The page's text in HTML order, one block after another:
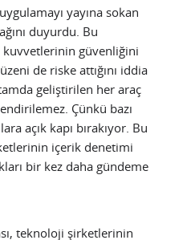
yayına sokan
duyurdu. Bu
kuvvetlerinin güvenliğini
de riske attığını iddia
geliştirilen her araç
Çünkü bazı
açık kapı bırakıyor. Bu
içerik denetimi
bir kez daha gündeme
teknoloji şirketlerinin